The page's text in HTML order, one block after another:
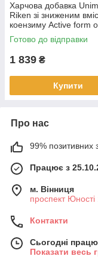
Харчова добавка
Riken зі зниженим
коензиму Active form
Coenzyme Q10 60 таб.
(581200)
Готово до відправки
1 839 ₴
Купити
Про нас
99% позитивних з
Працює з
м. Вінниця
проспект Юності
Контакти
Сьогодні
Показати весь